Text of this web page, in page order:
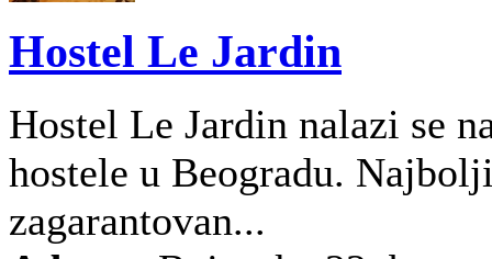
Hostel Le Jardin
Hostel Le Jardin nalazi se
hostele u Beogradu.
zagarantovan...